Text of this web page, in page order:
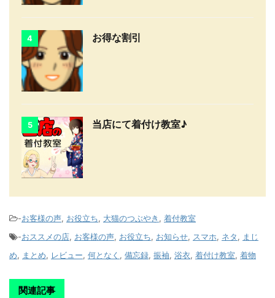
4 お得な割引
5 当店にて着付け教室♪
-お客様の声, お役立ち, 大猫のつぶやき , 着付教室
-おススメの店, お客様の声, お役立ち, お知らせ, スマホ, ネタ, まじ
め, まとめ, レビュー, 何となく , 備忘録, 振袖, 浴衣, 着付け教室, 着物
関連記事